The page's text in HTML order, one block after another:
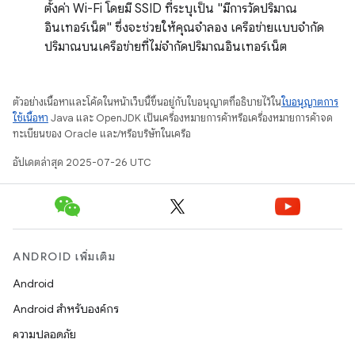
ตั้งค่า Wi-Fi โดยมี SSID ที่ระบุเป็น "มีการวัดปริมาณ
อินเทอร์เน็ต" ซึ่งจะช่วยให้คุณจำลอง เครือข่ายแบบจำกัด
ปริมาณบนเครือข่ายที่ไม่จำกัดปริมาณอินเทอร์เน็ต
ตัวอย่างเนื้อหาและโค้ดในหน้าเว็บนี้ขึ้นอยู่กับใบอนุญาตที่อธิบายไว้ในใบอนุญาตการ
ใช้เนื้อหา Java และ OpenJDK เป็นเครื่องหมายการค้าหรือเครื่องหมายการค้าจด
ทะเบียนของ Oracle และ/หรือบริษัทในเครือ
อัปเดตล่าสุด 2025-07-26 UTC
ANDROID เพิ่มเติม
Android
Android สำหรับองค์กร
ความปลอดภัย